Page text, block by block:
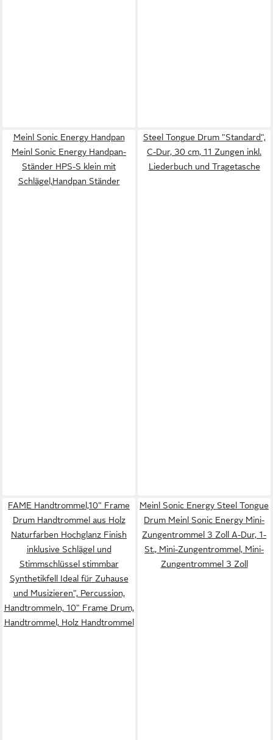
Meinl Sonic Energy Handpan
Meinl Sonic Energy Handpan-
Ständer HPS-S klein mit
Schlägel,Handpan Ständer
Steel Tongue Drum "Standard",
C-Dur, 30 cm, 11 Zungen inkl.
Liederbuch und Tragetasche
FAME Handtrommel,10" Frame
Drum Handtrommel aus Holz
Naturfarben Hochglanz Finish
inklusive Schlägel und
Stimmschlüssel stimmbar
Synthetikfell Ideal für Zuhause
und Musizieren", Percussion,
Handtrommeln, 10" Frame Drum,
Handtrommel, Holz Handtrommel
Meinl Sonic Energy Steel Tongue
Drum Meinl Sonic Energy Mini-
Zungentrommel 3 Zoll A-Dur, 1-
St., Mini-Zungentrommel, Mini-
Zungentrommel 3 Zoll